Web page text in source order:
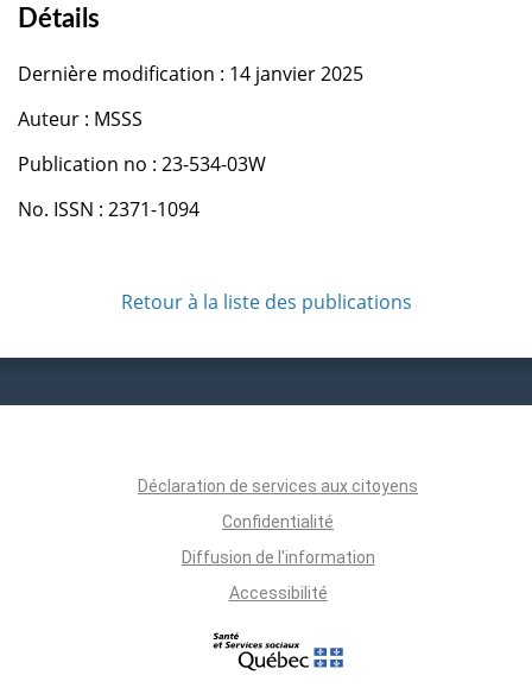
Détails
Dernière modification : 14 janvier 2025
Auteur : MSSS
Publication no : 23-534-03W
No. ISSN : 2371-1094
Retour à la liste des publications
Déclaration de services aux citoyens
Confidentialité
Diffusion de l'information
Accessibilité